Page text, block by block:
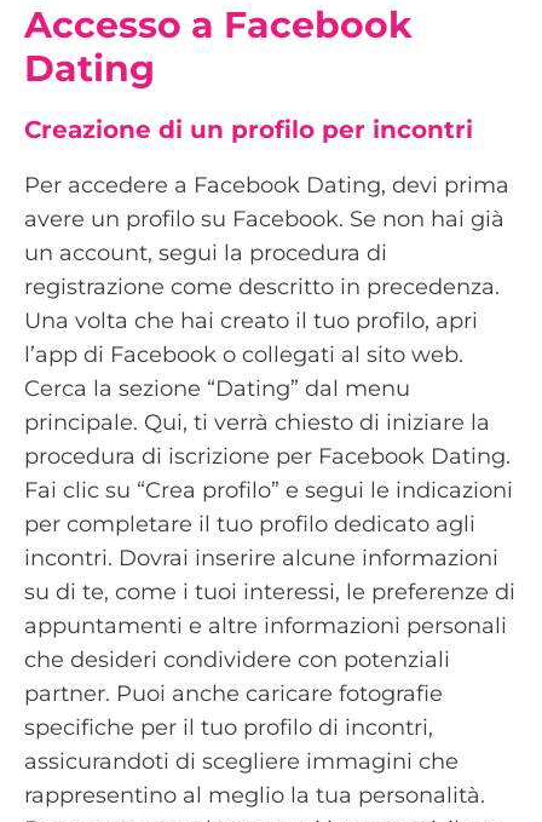
Accesso a Facebook
Dating
Creazione di un profilo per incontri
Per accedere a Facebook Dating, devi prima
avere un profilo su Facebook. Se non hai già
un account, segui la procedura di
registrazione come descritto in precedenza.
Una volta che hai creato il tuo profilo, apri
l’app di Facebook o collegati al sito web.
Cerca la sezione “Dating” dal menu
principale. Qui, ti verrà chiesto di iniziare la
procedura di iscrizione per Facebook Dating.
Fai clic su “Crea profilo” e segui le indicazioni
per completare il tuo profilo dedicato agli
incontri. Dovrai inserire alcune informazioni
su di te, come i tuoi interessi, le preferenze di
appuntamenti e altre informazioni personali
che desideri condividere con potenziali
partner. Puoi anche caricare fotografie
specifiche per il tuo profilo di incontri,
assicurandoti di scegliere immagini che
rappresentino al meglio la tua personalità.